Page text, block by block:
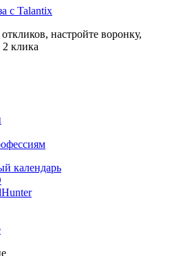
с Talantix
настройте воронку,
2 клика
календарь